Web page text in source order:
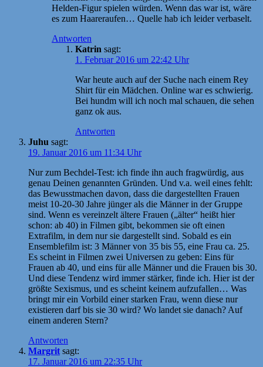
Helden-Figur spielen würden. Wenn das war ist, wäre
es zum Haareraufen… Quelle hab ich leider verbaselt.
Antworten
Katrin sagt:
1. Februar 2016 um 22:42 Uhr
War heute auch auf der Suche nach einem Rey
Shirt für ein Mädchen. Online war es schwierig.
Bei hundm will ich noch mal schauen, die sehen
ganz ok aus.
Antworten
Juhu sagt:
19. Januar 2016 um 11:34 Uhr
Nur zum Bechdel-Test: ich finde ihn auch fragwürdig, aus
genau Deinen genannten Gründen. Und v.a. weil eines fehlt:
das Bewusstmachen davon, dass die dargestellten Frauen
meist 10-20-30 Jahre jünger als die Männer in der Gruppe
sind. Wenn es vereinzelt ältere Frauen („älter“ heißt hier
schon: ab 40) in Filmen gibt, bekommen sie oft einen
Extrafilm, in dem nur sie dargestellt sind. Sobald es ein
Ensemblefilm ist: 3 Männer von 35 bis 55, eine Frau ca. 25.
Es scheint in Filmen zwei Universen zu geben: Eins für
Frauen ab 40, und eins für alle Männer und die Frauen bis 30.
Und diese Tendenz wird immer stärker, finde ich. Hier ist der
größte Sexismus, und es scheint keinem aufzufallen… Was
bringt mir ein Vorbild einer starken Frau, wenn diese nur
existieren darf bis sie 30 wird? Wo landet sie danach? Auf
einem anderen Stern?
Antworten
Margrit sagt:
17. Januar 2016 um 22:35 Uhr